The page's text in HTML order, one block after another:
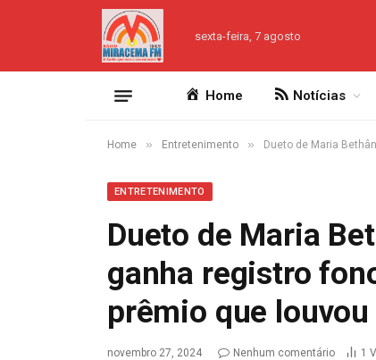
sexta-feira, 7 agosto
Home Notícias
Home » Entretenimento » Dueto de Maria
ENTRETENIMENTO
Dueto de Maria
ganha registro
prêmio que
novembro 27, 2024 Nenhum comentário 1